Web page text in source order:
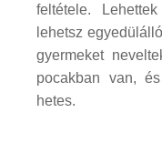
feltétele.
lehetsz
gyermeket
pocakban van,
hetes.